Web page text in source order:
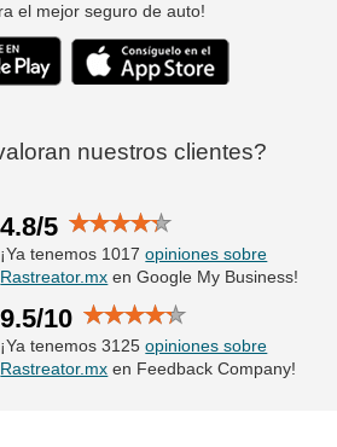
el mejor seguro de auto!
nuestros clientes?
4.8/5
¡Ya tenemos 1017opiniones sobre
Rastreator.mx en Google My Business!
9.5/10
¡Ya tenemos 3125opiniones sobre
Rastreator.mx en Feedback Company!